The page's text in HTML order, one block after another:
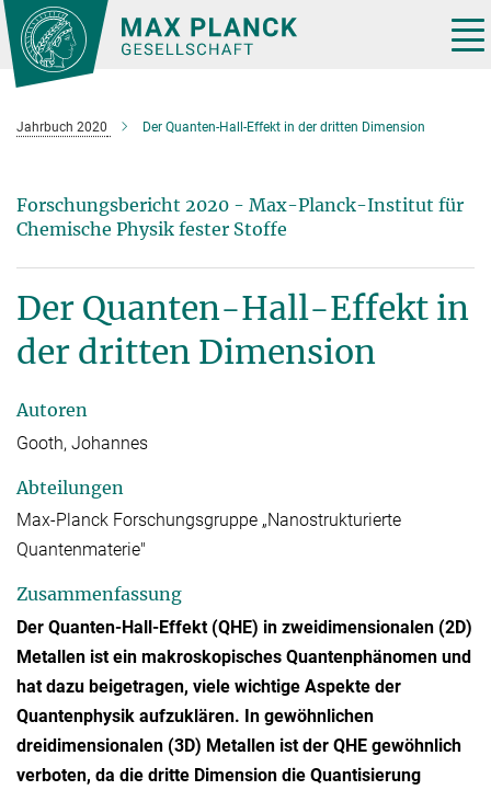
Hauptinhalt
Jahrbuch 2020 Der Quanten-Hall-Effekt in der dritten Dimension
Forschungsbericht 2020 - Max-Planck-Institut für
Chemische Physik fester Stoffe
Der Quanten-Hall-Effekt in
der dritten Dimension
Autoren
Gooth, Johannes
Abteilungen
Max-Planck Forschungsgruppe „Nanostrukturierte
Quantenmaterie"
Zusammenfassung
Der Quanten-Hall-Effekt (QHE) in zweidimensionalen (2D)
Metallen ist ein makroskopisches Quantenphänomen und
hat dazu beigetragen, viele wichtige Aspekte der
Quantenphysik aufzuklären. In gewöhnlichen
dreidimensionalen (3D) Metallen ist der QHE gewöhnlich
verboten, da die dritte Dimension die Quantisierung